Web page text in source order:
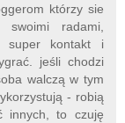
którzy sie
radami,
super kontakt i
jeśli chodzi
walczą w tym
- robią
innych, to czuję